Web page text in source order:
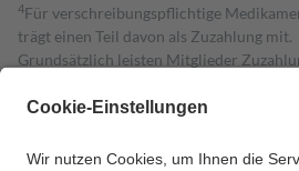
4Für verschreibungspflichtige
trägt einen Teil davon als Zuzahlung mit.
Grundsätzlich leisten Mitglieder
Diese Regeln gelten grundsätzlich auch
Um das Engagement der Versicherten